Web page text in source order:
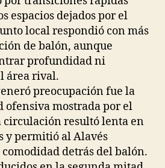
espacios dejados por el
local respondió con más
de balón, aunque
profundidad ni
área rival.
preocupación fue la
ofensiva mostrada por el
circulación resultó lenta en
y permitió al Alavés
detrás del balón.